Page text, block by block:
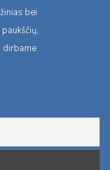
bei
dirbame